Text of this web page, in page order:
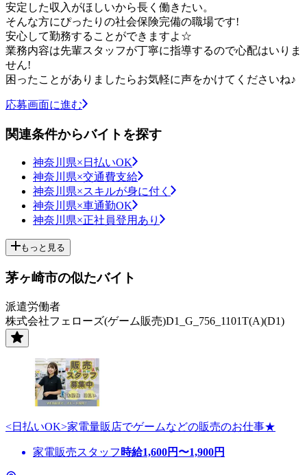
安定した収入がほしいから長く働きたい。
そんな方にぴったりの社会保険完備の職場です!
安心して勤務することができますよ☆
業務内容は先輩スタッフが丁寧に指導するので心配はいりま
せん!
困ったことがありましたらお気軽に声をかけてくださいね♪
応募画面に進む
関連条件からバイトを探す
神奈川県×日払いOK
神奈川県×交通費支給
神奈川県×スキルが身に付く
神奈川県×車通勤OK
神奈川県×正社員登用あり
もっと見る
茅ヶ崎市の似たバイト
派遣労働者
株式会社フェローズ(ゲーム販売)D1_G_756_1101T(A)(D1)
<日払いOK>家電量販店でゲームなどの販売のお仕事★
家電販売スタッフ 時給1,600円〜1,900円